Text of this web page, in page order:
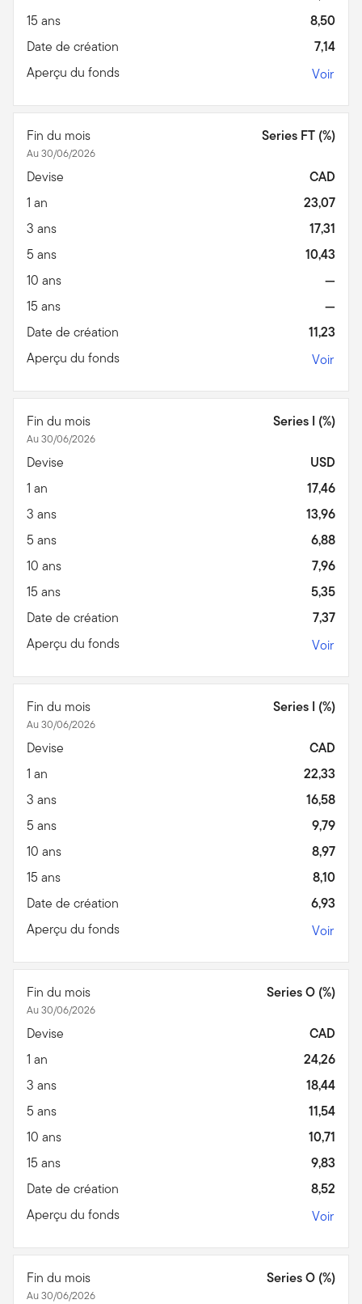
15 ans
8,50
Date de création
7,14
Aperçu du fonds
Voir
Fin du mois
Au 30/06/2026
Series FT (%)
Devise
CAD
1 an
23,07
3 ans
17,31
5 ans
10,43
10 ans
—
15 ans
—
Date de création
11,23
Aperçu du fonds
Voir
Fin du mois
Au 30/06/2026
Series I (%)
Devise
USD
1 an
17,46
3 ans
13,96
5 ans
6,88
10 ans
7,96
15 ans
5,35
Date de création
7,37
Aperçu du fonds
Voir
Fin du mois
Au 30/06/2026
Series I (%)
Devise
CAD
1 an
22,33
3 ans
16,58
5 ans
9,79
10 ans
8,97
15 ans
8,10
Date de création
6,93
Aperçu du fonds
Voir
Fin du mois
Au 30/06/2026
Series O (%)
Devise
CAD
1 an
24,26
3 ans
18,44
5 ans
11,54
10 ans
10,71
15 ans
9,83
Date de création
8,52
Aperçu du fonds
Voir
Fin du mois
Au 30/06/2026
Series O (%)